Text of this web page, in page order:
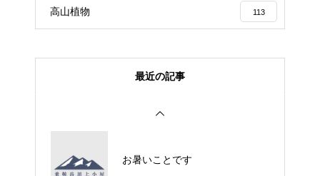
高山植物 113
最近の記事
お暑いことです